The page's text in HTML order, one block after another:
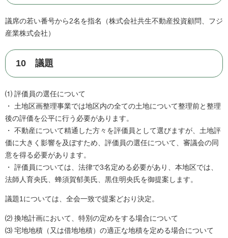
議席の若い番号から2名を指名（株式会社共生不動産投資顧問、フジ
産業株式会社）
10 議題
⑴ 評価員の選任について
・ 土地区画整理事業では地区内の全ての土地について整理前と整理
後の評価を公平に行う必要があります。
・ 不動産について精通した方々を評価員として選びますが、土地評
価に大きく影響を及ぼすため、評価員の選任について、審議会の同
意を得る必要があります。
・ 評価員については、法律で3名定める必要があり、本地区では、
法師人育央氏、蜂須賀郁美氏、黒住明央氏を御提案します。
議題1については、全会一致で提案どおり決定。
⑵ 換地計画において、特別の定めをする場合について
⑶ 宅地地積（又は借地地積）の適正な地積を定める場合について